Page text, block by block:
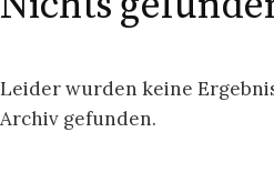
Leider wurden keine
Archiv gefunden.